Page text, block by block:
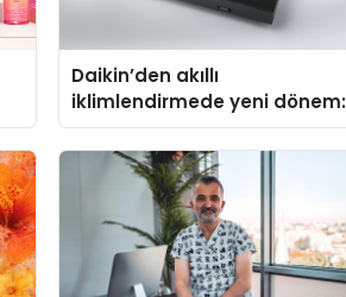
Daikin’den akıllı
iklimlendirmede yeni dönem:
Madoka Plus Türkiye’de